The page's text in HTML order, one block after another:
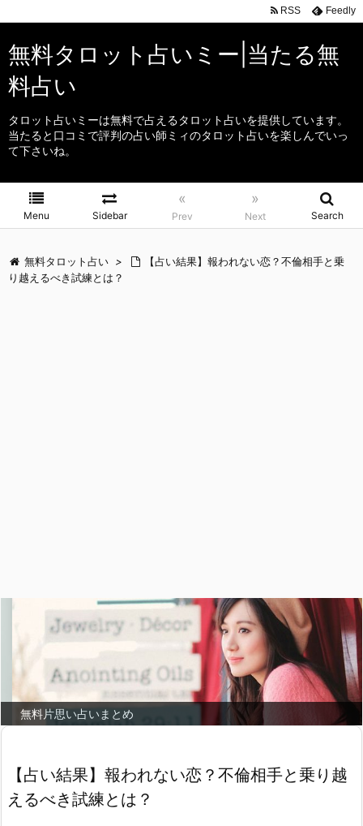
無料タロット占いミー|当たる無
料占い
タロット占いミーは無料で占えるタロット占いを提供しています。
当たると口コミで評判の占い師ミィのタロット占いを楽しんでいっ
て下さいね。
Menu Sidebar
«
Prev
»
Next Search
RSS Feedly
無料タロット占い >
【占い結果】報われない恋？不倫相手と乗
り越えるべき試練とは？
無料片思い占いまとめ
【占い結果】報われない恋？不倫相手と乗り越
えるべき試練とは？